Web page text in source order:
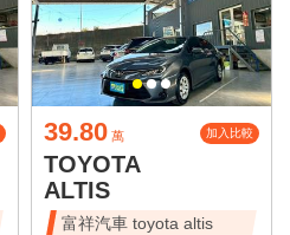
39.80 萬 加入比較
TOYOTA
ALTIS
富祥汽車 toyota altis